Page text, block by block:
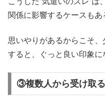
関係に影響するケースもあ
思いやりがあるからこそ、
すると、ぐっと良い印象に
③複数人から受け取